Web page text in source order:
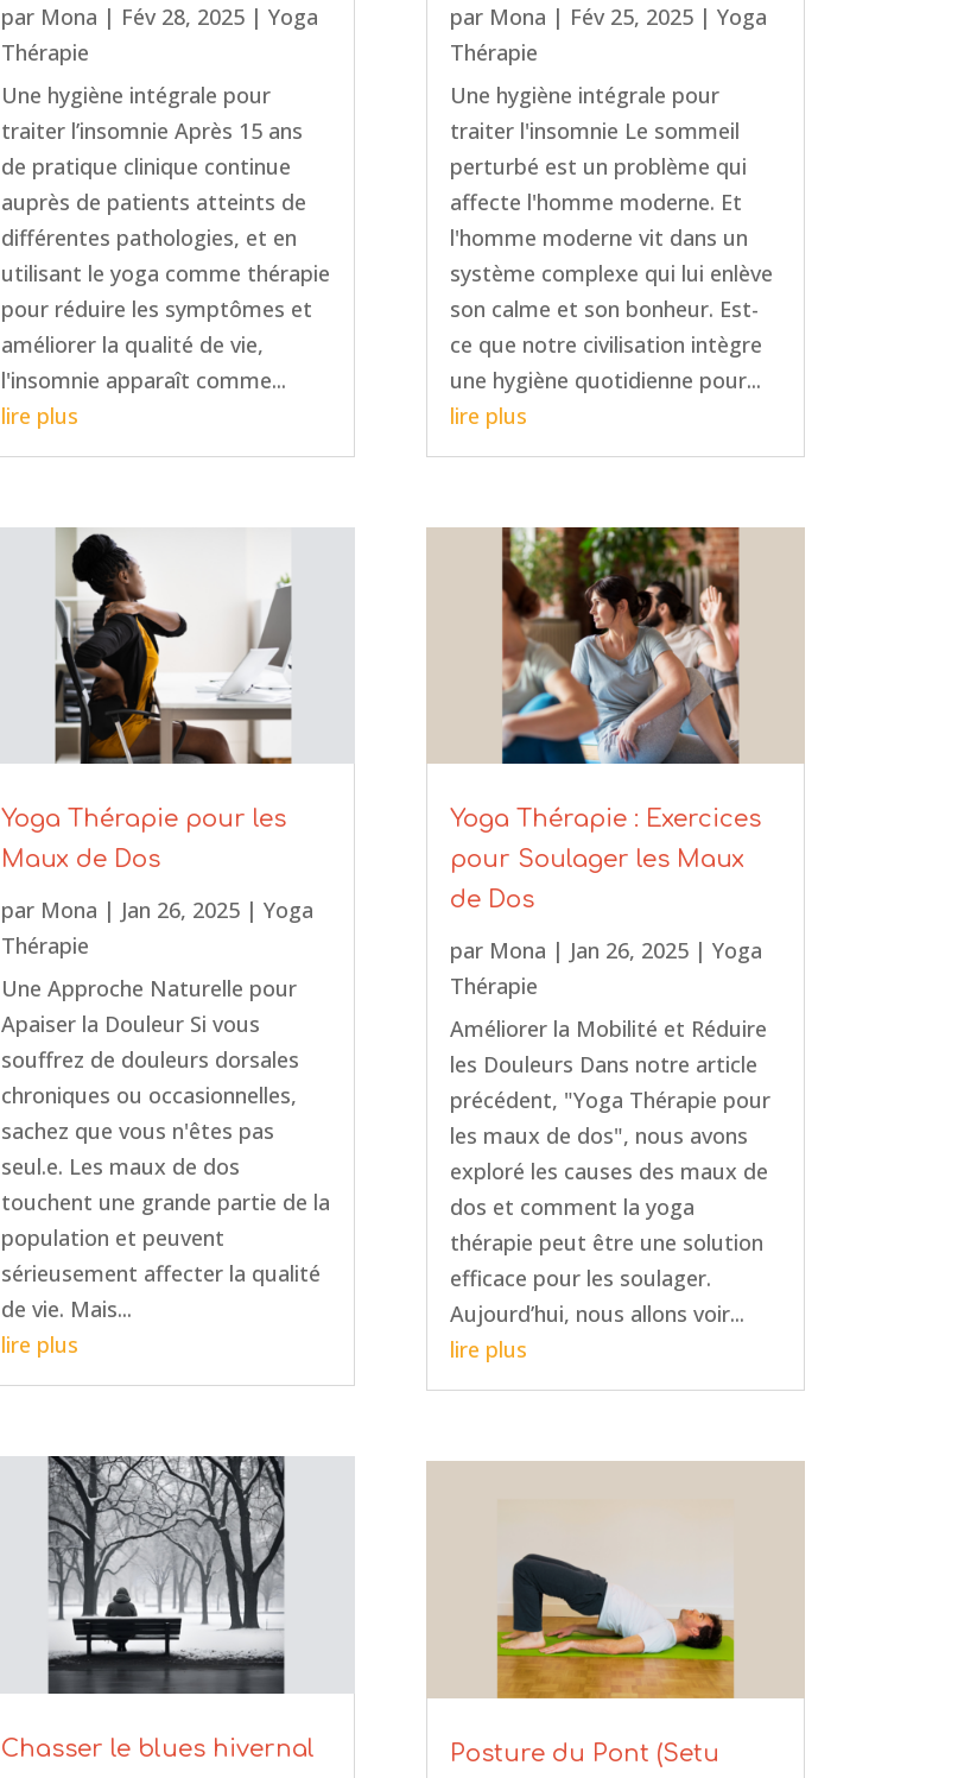
par Mona | Fév 28, 2025| Yoga
Thérapie
Une hygiène intégrale pour
traiter l’insomnie Après 15 ans
de pratique clinique continue
auprès de patients atteints de
différentes pathologies, et en
utilisant le yoga comme thérapie
pour réduire les symptômes et
améliorer la qualité de vie,
l'insomnie apparaît comme...
lire plus
Yoga Thérapie pour les
Maux de Dos
par Mona | Jan 26, 2025| Yoga
Thérapie
Une Approche Naturelle pour
Apaiser la Douleur Si vous
souffrez de douleurs dorsales
chroniques ou occasionnelles,
sachez que vous n'êtes pas
seul.e. Les maux de dos
touchent une grande partie de la
population et peuvent
sérieusement affecter la qualité
de vie. Mais...
lire plus
Chasser le blues hivernal
par Mona | Fév 25, 2025| Yoga
Thérapie
Une hygiène intégrale pour
traiter l'insomnie Le sommeil
perturbé est un problème qui
affecte l'homme moderne. Et
l'homme moderne vit dans un
système complexe qui lui enlève
son calme et son bonheur. Est-
ce que notre civilisation intègre
une hygiène quotidienne pour...
lire plus
Yoga Thérapie : Exercices
pour Soulager les Maux
de Dos
par Mona | Jan 26, 2025| Yoga
Thérapie
Améliorer la Mobilité et Réduire
les Douleurs Dans notre article
précédent, "Yoga Thérapie pour
les maux de dos", nous avons
exploré les causes des maux de
dos et comment la yoga
thérapie peut être une solution
efficace pour les soulager.
Aujourd’hui, nous allons voir...
lire plus
Posture du Pont (Setu